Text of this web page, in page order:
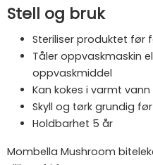
Stell og bruk
Steriliser produktet før
Tåler oppvaskmaskin
oppvaskmiddel
Kan kokes i varmt
Skyll og tørk grundig
Holdbarhet 5 år
Mombella Mushroom